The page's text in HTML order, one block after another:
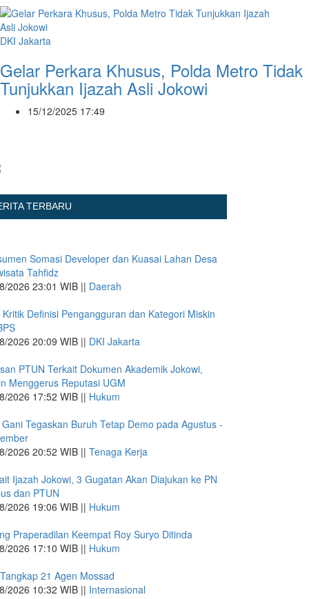
DKI Jakarta
Gelar Perkara Khusus, Polda Metro Tidak
Tunjukkan Ijazah Asli Jokowi
15/12/2025 17:49
TERBARU
Somasi Developer dan Kuasai Lahan Desa
Tahfidz
2026 23:01 WIB || Daerah
Kritik Definisi Pengangguran dan Kategori Miskin
2026 20:09 WIB || DKI Jakarta
PTUN Terkait Dokumen Akademik Jokowi,
Menggerus Reputasi UGM
2026 17:52 WIB || Hukum
Tegaskan Buruh Tetap Demo pada Agustus -
2026 20:52 WIB || Tenaga Kerja
Ijazah Jokowi, 3 Gugatan Akan Diajukan ke PN
dan PTUN
2026 19:06 WIB || Hukum
Praperadilan Keempat Roy Suryo Ditinda
2026 17:10 WIB || Hukum
21 Agen Mossad
2026 10:32 WIB || Internasional